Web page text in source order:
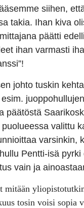
siihen,
takia. Ihan kiva
päätti
ihan varmasti
johto tuskin
päätöstä
valittu
varsinkin,
Pentti-isä
vain ja
tosin voisi sopia